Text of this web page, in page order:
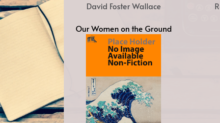
David Foster Wallace
Our Women on the Ground